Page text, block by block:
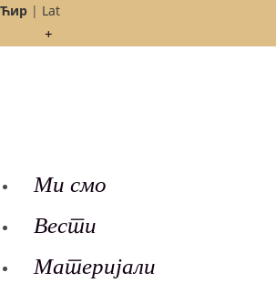
Ћир | Lat
Ми смо
Вести
Материјали